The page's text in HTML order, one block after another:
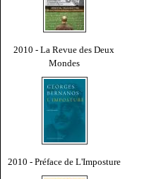
2010 - La Revue des Deux
Mondes
2010 - Préface de L'Imposture